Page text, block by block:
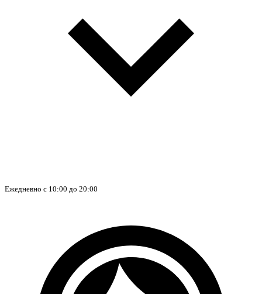
Ежедневно с 10:00 до 20:00